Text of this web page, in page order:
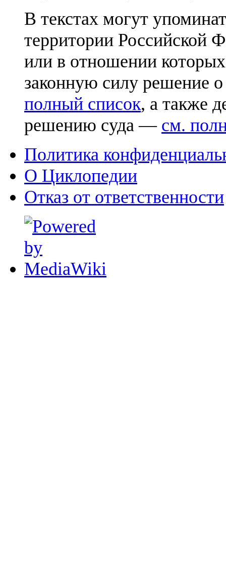
В текстах могут
территории Российской
или в отношении
законную силу решение
полный список, а также
решению суда — см.
Политика
О Циклопедии
Отказ от ответственности